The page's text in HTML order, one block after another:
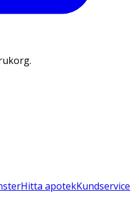
Hitta apotekKundservice